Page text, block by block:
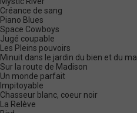
Créance de sang
Piano Blues
Space Cowboys
Jugé coupable
Les Pleins pouvoirs
Minuit dans le jardin du bien et du mal
Sur la route de Madison
Un monde parfait
Impitoyable
Chasseur blanc, coeur noir
La Relève